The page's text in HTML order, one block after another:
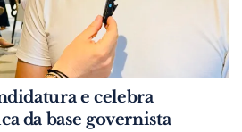
e celebra
da base governista